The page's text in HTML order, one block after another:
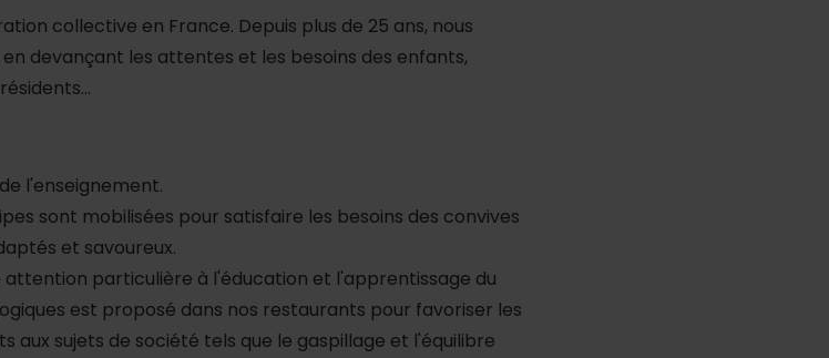
collective en France. Depuis plus de 25 ans, nous
devançant les attentes et les besoins des enfants,
l'enseignement.
sont mobilisées pour satisfaire les besoins des convives
et savoureux.
attention particulière à l'éducation et l'apprentissage du
est proposé dans nos restaurants pour favoriser les
aux sujets de société tels que le gaspillage et l'équilibre